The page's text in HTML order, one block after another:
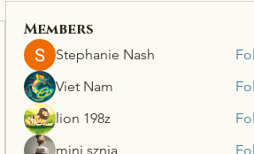
Members
Stephanie Nash
Viet Nam
lion 198z
mini sznia